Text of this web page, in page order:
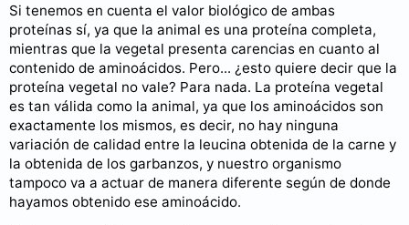
Si tenemos en cuenta el valor biológico de ambas
proteínas sí, ya que la animal es una proteína completa,
mientras que la vegetal presenta carencias en cuanto al
contenido de aminoácidos. Pero... ¿esto quiere decir que la
proteína vegetal no vale? Para nada. La proteína vegetal
es tan válida como la animal, ya que los aminoácidos son
exactamente los mismos, es decir, no hay ninguna
variación de calidad entre la leucina obtenida de la carne y
la obtenida de los garbanzos, y nuestro organismo
tampoco va a actuar de manera diferente según de donde
hayamos obtenido ese aminoácido.